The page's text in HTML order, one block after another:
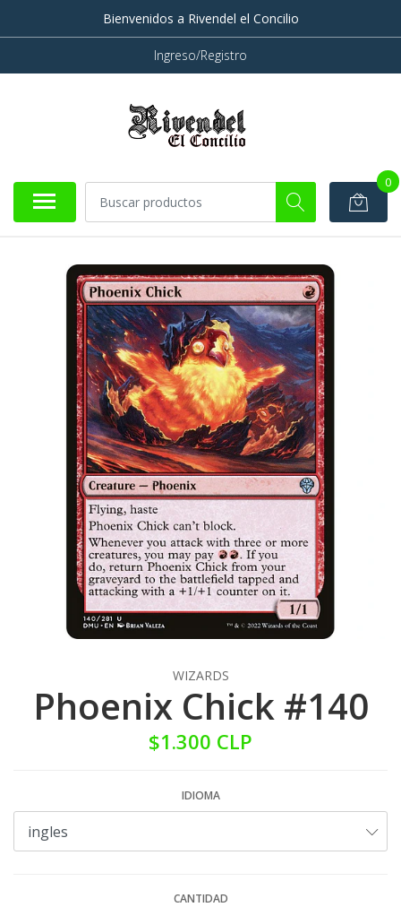
Bienvenidos a Rivendel el Concilio
Ingreso/Registro
0
WIZARDS
Phoenix Chick #140
$1.300 CLP
IDIOMA
CANTIDAD